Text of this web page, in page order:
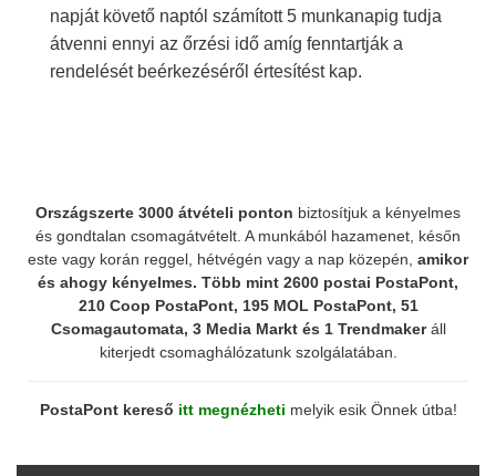
napját követő naptól számított 5 munkanapig tudja
átvenni ennyi az őrzési idő amíg fenntartják a
rendelését beérkezéséről értesítést kap.
Országszerte 3000 átvételi ponton biztosítjuk a kényelmes
és gondtalan csomagátvételt. A munkából hazamenet, későn
este vagy korán reggel, hétvégén vagy a nap közepén, amikor
és ahogy kényelmes. Több mint 2600 postai PostaPont,
210 Coop PostaPont, 195 MOL PostaPont, 51
Csomagautomata, 3 Media Markt és 1 Trendmakeráll
kiterjedt csomaghálózatunk szolgálatában.
PostaPont kereső itt megnézheti melyik esik Önnek útba!